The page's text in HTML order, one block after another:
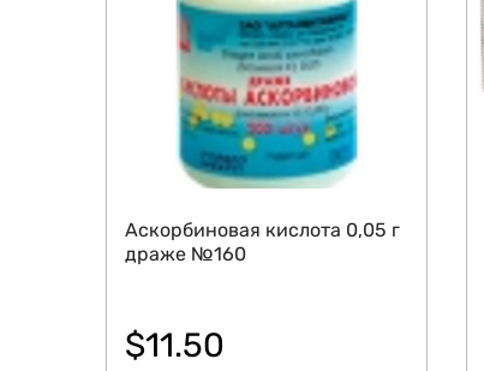
Аскорбиновая кислота 0,05 г
драже №160
$11.50